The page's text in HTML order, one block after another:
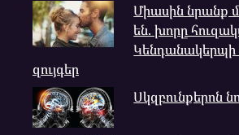
Միասին նրանք
են. խորը
Կենդանակերպի
զույգեր
Սկզբունքերոն